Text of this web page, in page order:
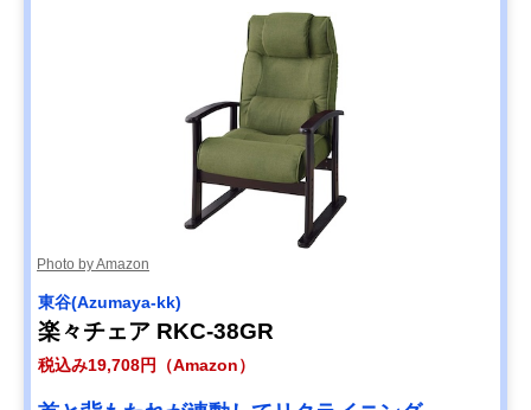
Photo by Amazon
東谷(Azumaya-kk)
楽々チェア RKC-38GR
税込み19,708円（Amazon）